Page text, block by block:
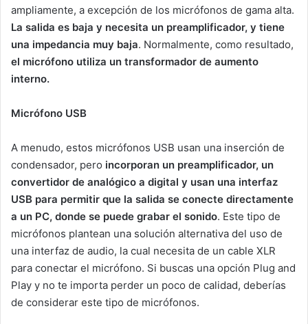
ampliamente, a excepción de los micrófonos de gama alta.
La salida es baja y necesita un preamplificador, y tiene
una impedancia muy baja. Normalmente, como resultado,
el micrófono utiliza un transformador de aumento
interno.
Micrófono USB
A menudo, estos micrófonos USB usan una inserción de
condensador, pero incorporan un preamplificador, un
convertidor de analógico a digital y usan una interfaz
USB para permitir que la salida se conecte directamente
a un PC, donde se puede grabar el sonido. Este tipo de
micrófonos plantean una solución alternativa del uso de
una interfaz de audio, la cual necesita de un cable XLR
para conectar el micrófono. Si buscas una opción Plug and
Play y no te importa perder un poco de calidad, deberías
de considerar este tipo de micrófonos.